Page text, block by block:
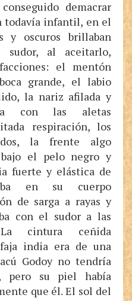
demacrar
todavía infantil, en el
y oscuros brillaban
sudor, al aceitarlo,
el mentón
grande, el labio
la nariz afilada y
con las aletas
respiración, los
la frente algo
el pelo negro y
fuerte y elástica de
en su cuerpo
de sarga a rayas y
con el sudor a las
cintura ceñida
india era de una
Godoy no tendría
pero su piel había
que él. El sol del